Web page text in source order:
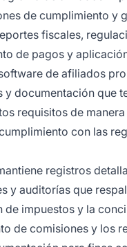
de cumplimiento y
fiscales,
de pagos y
de afiliados
y documentación que
requisitos de
con las
registros
y auditorías que
de impuestos y la
de comisiones y los